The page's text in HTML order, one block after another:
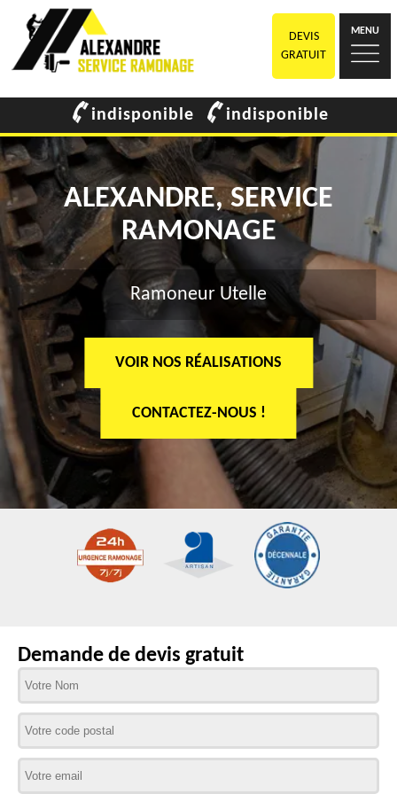
DEVIS
GRATUIT
MENU
indisponible indisponible
ALEXANDRE, SERVICE
RAMONAGE
Ramoneur Utelle
VOIR NOS RÉALISATIONS
CONTACTEZ-NOUS !
Demande de devis gratuit